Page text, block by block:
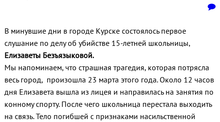
В минувшие дни в городе Курске состоялось первое
слушание по делу об убийстве 15-летней школьницы,
Елизаветы Безъязыковой.
Мы напоминаем, что страшная трагедия, которая потрясла
весь город, произошла 23 марта этого года. Около 12 часов
дня Елизавета вышла из лицея и направилась на занятия по
конному спорту. После чего школьница перестала выходить
на связь. Тело погибшей с признаками насильственной